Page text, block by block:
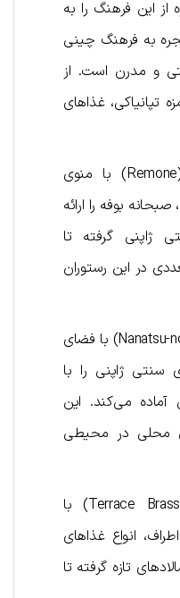
این فرهنگ را به
به فرهنگ چینی
و مدرن است. از
تپانیاکی، غذاهای
صبحانه در رستوران رمون (Remone) با منوی
بوفه را ارائه
ژاپنی گرفته تا
در این رستوران
رستوران ناتسو نه هانا (Nanatsu-no-Hana) با فضای
ژاپنی را با
آماده می‌کند. این
محلی در محیطی
رستوران تراس براسری (Terrace Brasserie) با
انواع غذاهای
تازه گرفته تا